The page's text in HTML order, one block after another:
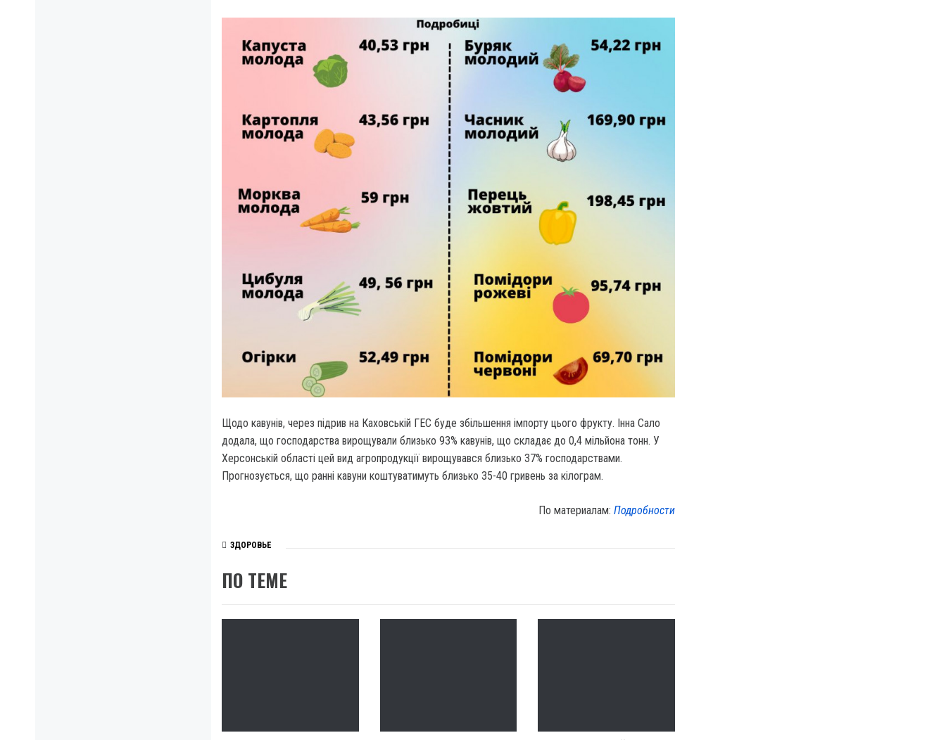
Щодо кавунів, через підрив на Каховській ГЕС буде збільшення імпорту цього фрукту. Інна Сало
додала, що господарства вирощували близько 93% кавунів, що складає до 0,4 мільйона тонн. У
Херсонській області цей вид агропродукції вирощувався близько 37% господарствами.
Прогнозується, що ранні кавуни коштуватимуть близько 35-40 гривень за кілограм.
По материалам:Подробности
ЗДОРОВЬЕ
ПО ТЕМЕ